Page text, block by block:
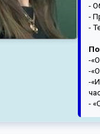
-
-
-
-
-
-
-